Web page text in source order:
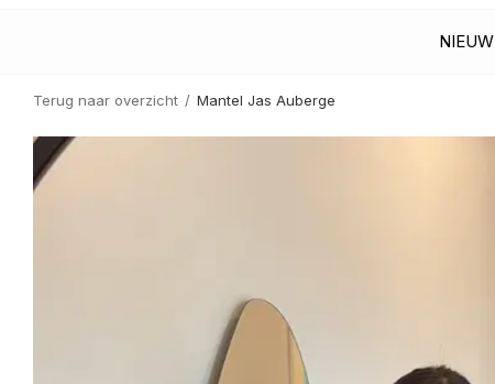
NIEUW
Terug naar overzicht Mantel Jas Auberge